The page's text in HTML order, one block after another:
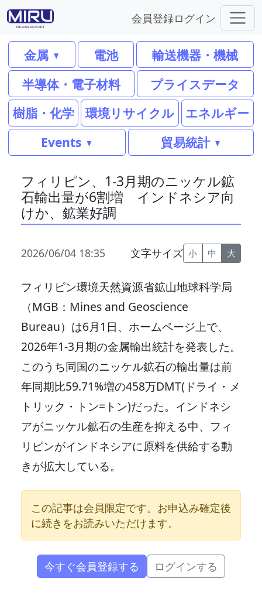
会員登録ログイン
金属 電池
輸送機器・機械
半導体・電子材料
プライスデータ
樹脂・化学
環境リサイクル
エネルギー
Events
貿易統計
フィリピン、1-3月期のニッケル鉱
石輸出量が6割増 インドネシア向
けか、鉱業好調
2026/06/04 18:35 文字サイズ 小 中 大
フィリピン環境天然資源省鉱山地球科学局
（MGB：Mines and Geoscience
Bureau）は6月1日、ホームページ上で、
2026年1-3月期の金属輸出統計を発表した。
このうち同国のニッケル鉱石の輸出量は前
年同期比59.71%増の458万DMT(ドライ・メ
トリック・トン=トン)だった。インドネシ
アがニッケル鉱石の生産を抑える中、フィ
リピンがインドネシアに原料を供給する動
きが拡大している。
この記事は会員限定です。お申込み確定後
に続きをお読みいただけます。
今すぐ会員登録する ログインする